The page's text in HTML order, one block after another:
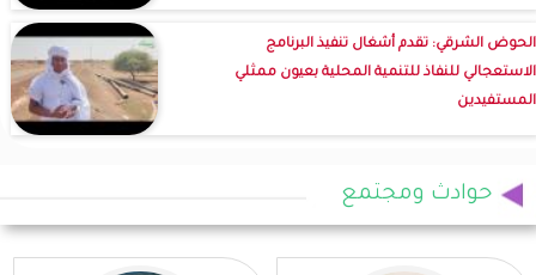
الحوض الشرقي: تقدم أشغال تنفيذ البرنامج
الاستعجالي للنفاذ للتنمية المحلية بعيون ممثلي
المستفيدين
حوادث ومجتمع